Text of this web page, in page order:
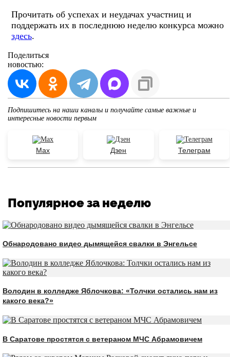
Прочитать об успехах и неудачах участниц и
поддержать их в последнюю неделю конкурса можно
здесь.
Поделиться
новостью:
Подпишитесь на наши каналы и получайте самые важные и
интересные новости первым
Max Дзен Телеграм
Популярное за неделю
Обнародовано видео дымящейся свалки в Энгельсе
Володин в колледже Яблочкова: «Толчки остались нам из
какого века?»
В Саратове простятся с ветераном МЧС Абрамовичем